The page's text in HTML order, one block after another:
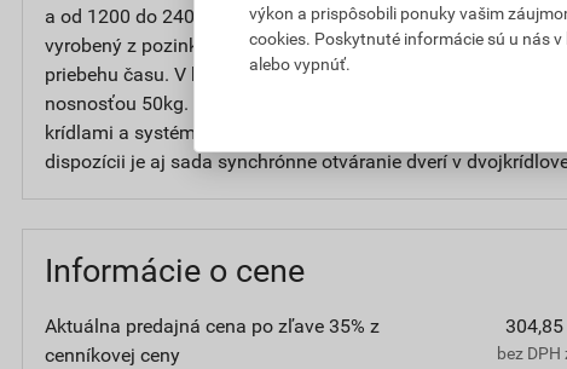
a od 1200 do 2400 mm pre dvojkrídlové dvere. Stavebné
vyrobený z pozinkovanej ocele, materiálu, ktorý zaručuje
priebehu času. V balení s puzdrom obojstranný spomaľovač
nosnosťou 50kg. Kompatibilný s obložkovými zárubňami,
krídlami a systémom Open 2.0 umožňujúcim automatické
dispozícii je aj sada synchrónne otváranie dverí v
Informácie o cene
Aktuálna predajná cena po zľave 35% z
cenníkovej ceny
304,85
bez DPH
výkon a prispôsobili ponuky vašim
cookies. Poskytnuté informácie sú u nás
alebo vypnúť.